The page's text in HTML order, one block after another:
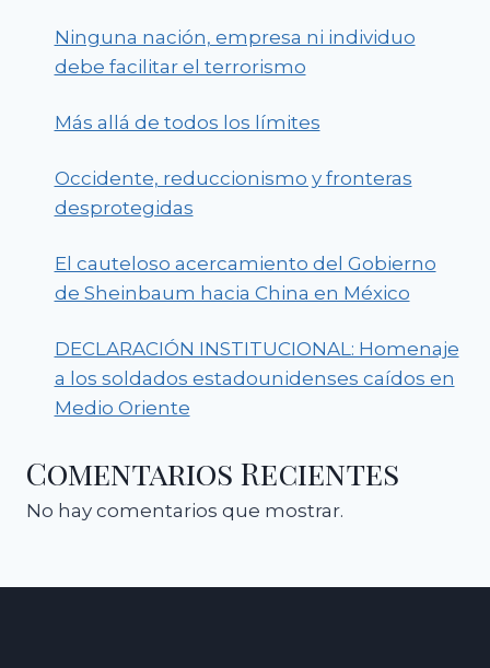
Ninguna nación, empresa ni individuo
debe facilitar el terrorismo
Más allá de todos los límites
Occidente, reduccionismo y fronteras
desprotegidas
El cauteloso acercamiento del Gobierno
de Sheinbaum hacia China en México
DECLARACIÓN INSTITUCIONAL: Homenaje
a los soldados estadounidenses caídos en
Medio Oriente
Comentarios Recientes
No hay comentarios que mostrar.